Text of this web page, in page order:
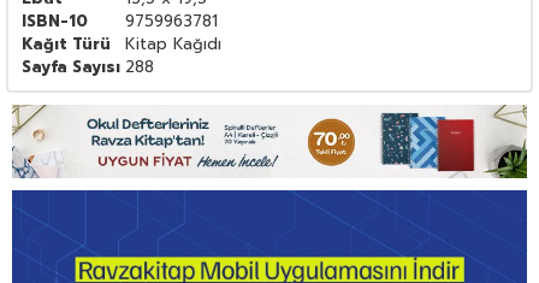
ISBN-10
9759963781
Kağıt Türü
Kitap Kağıdı
Sayfa Sayısı 288